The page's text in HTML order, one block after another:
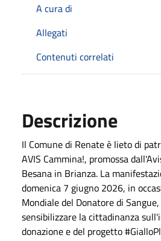
A cura di
Allegati
Contenuti correlati
Descrizione
Il Comune di Renate è lieto di
AVIS Cammina!, promossa
Besana in Brianza. La
domenica 7 giugno 2026, in
Mondiale del Donatore di
sensibilizzare la cittadinanza
donazione e del progetto